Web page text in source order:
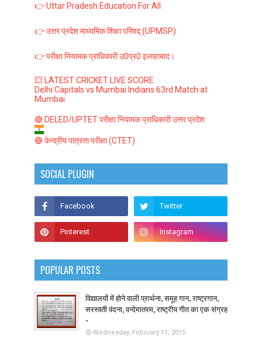
👉 Uttar Pradesh Education For All
👉 उत्तर प्रदेश माध्यमिक शिक्षा परिषद् (UPMSP)
👉 परीक्षा नियामक प्राधिकारी उ0प्र0 इलाहाबाद।
💥 LATEST CRICKET LIVE SCORE
Delhi Capitals vs Mumbai Indians 63rd Match at
Mumbai
🔴 DELED/UPTET परीक्षा नियामक प्राधिकारी उत्तर प्रदेश
🔵 केन्द्रीय पात्रता परीक्षा (CTET)
SOCIAL PLUGIN
POPULAR POSTS
विद्यालयों में होने वाली प्रार्थना, समूह गान, राष्ट्रगान,
सरस्वती वंदना, वन्देमातरम, राष्ट्रीय गीत का एक संग्रह
-
Wednesday, February 11, 2015